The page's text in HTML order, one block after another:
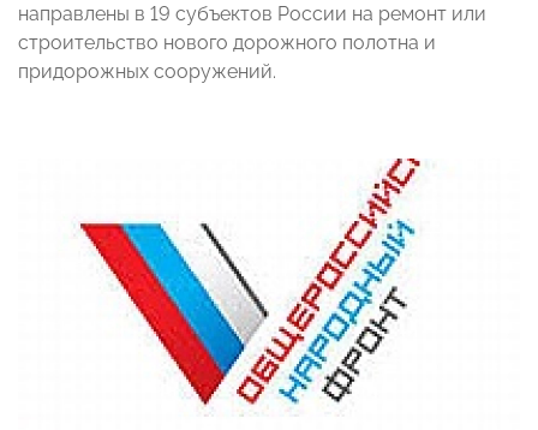
направлены в 19 субъектов России на ремонт или
строительство нового дорожного полотна и
придорожных сооружений.